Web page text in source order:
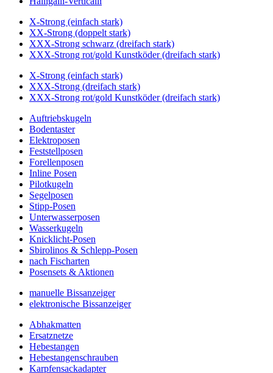
X-Strong (einfach stark)
XX-Strong (doppelt stark)
XXX-Strong schwarz (dreifach stark)
XXX-Strong rot/gold Kunstköder (dreifach stark)
X-Strong (einfach stark)
XXX-Strong (dreifach stark)
XXX-Strong rot/gold Kunstköder (dreifach stark)
Auftriebskugeln
Bodentaster
Elektroposen
Feststellposen
Forellenposen
Inline Posen
Pilotkugeln
Segelposen
Stipp-Posen
Unterwasserposen
Wasserkugeln
Knicklicht-Posen
Sbirolinos & Schlepp-Posen
nach Fischarten
Posensets & Aktionen
manuelle Bissanzeiger
elektronische Bissanzeiger
Abhakmatten
Ersatznetze
Hebestangen
Hebestangenschrauben
Karpfensackadapter